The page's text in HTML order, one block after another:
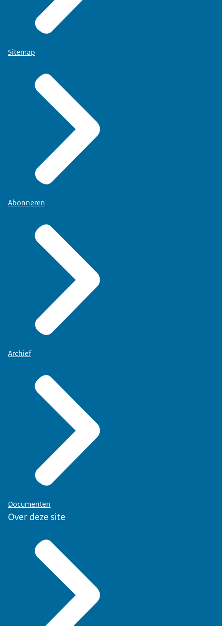
Sitemap
Abonneren
Archief
Documenten
Over deze site